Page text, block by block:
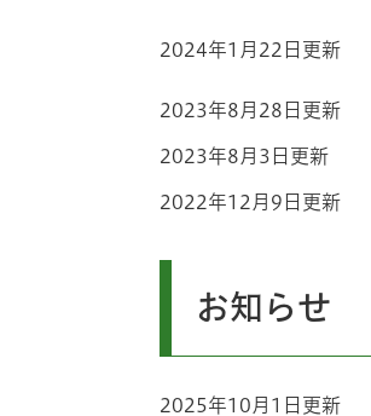
2024年1月22日更新
2023年8月28日更新
2023年8月3日更新
2022年12月9日更新
お知らせ
2025年10月1日更新